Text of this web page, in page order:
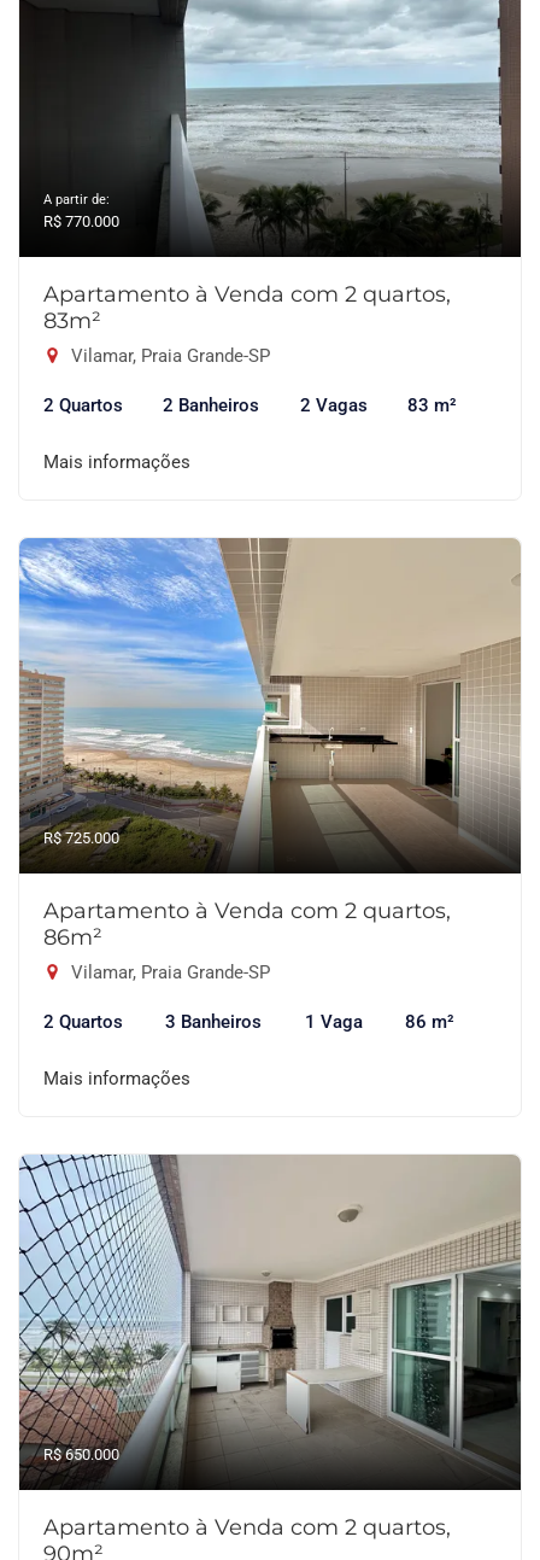
A partir de:
R$ 770.000
Apartamento à Venda com 2 quartos,
83m²
Vilamar, Praia Grande-SP
2 Quartos 2 Banheiros 2 Vagas 83 m²
Mais informações
R$ 725.000
Apartamento à Venda com 2 quartos,
86m²
Vilamar, Praia Grande-SP
2 Quartos 3 Banheiros 1 Vaga 86 m²
Mais informações
R$ 650.000
Apartamento à Venda com 2 quartos,
90m²